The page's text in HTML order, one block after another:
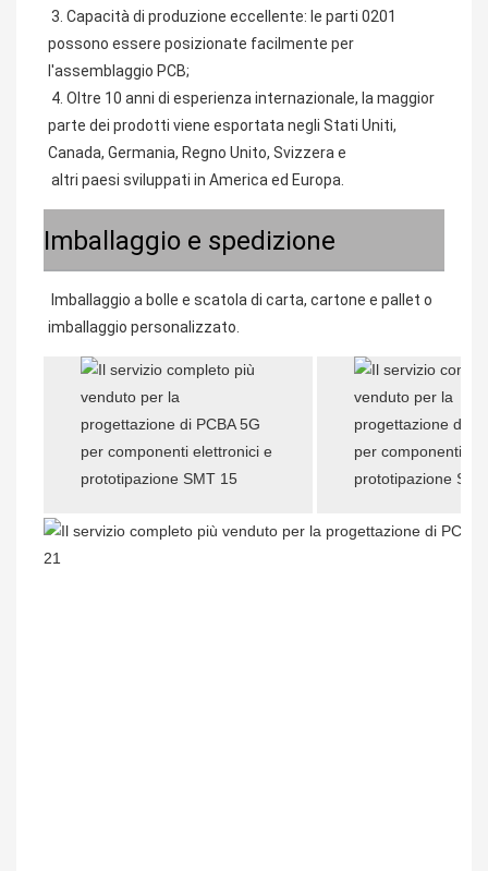
possono essere posizionate facilmente per
l'assemblaggio PCB;
parte dei prodotti viene esportata negli Stati Uniti,
Canada, Germania, Regno Unito, Svizzera e
altri paesi sviluppati in America ed Europa.
Imballaggio e spedizione
imballaggio personalizzato.